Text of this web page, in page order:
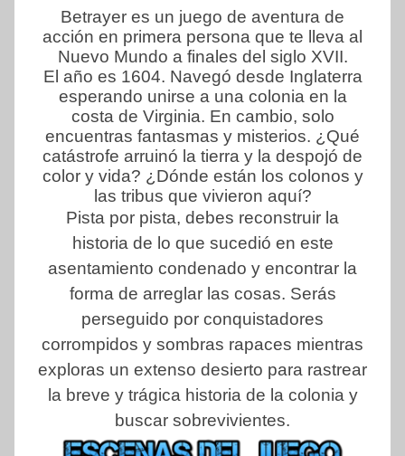
Betrayer es un juego de aventura de
acción en primera persona que te lleva al
Nuevo Mundo a finales del siglo XVII.
El año es 1604. Navegó desde Inglaterra
esperando unirse a una colonia en la
costa de Virginia. En cambio, solo
encuentras fantasmas y misterios. ¿Qué
catástrofe arruinó la tierra y la despojó de
color y vida? ¿Dónde están los colonos y
las tribus que vivieron aquí?
Pista por pista, debes reconstruir la
historia de lo que sucedió en este
asentamiento condenado y encontrar la
forma de arreglar las cosas. Serás
perseguido por conquistadores
corrompidos y sombras rapaces mientras
exploras un extenso desierto para rastrear
la breve y trágica historia de la colonia y
buscar sobrevivientes.